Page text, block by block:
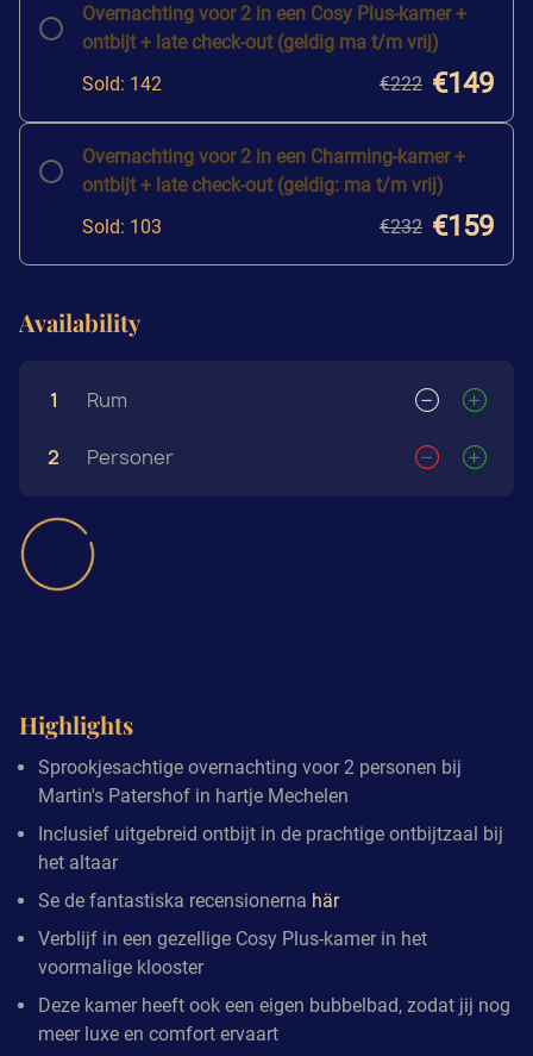
Overnachting voor 2 in een Cosy Plus-kamer +
ontbijt + late check-out (geldig ma t/m vrij)
Sold: 142
€222 €149
Overnachting voor 2 in een Charming-kamer +
ontbijt + late check-out (geldig: ma t/m vrij)
Sold: 103
€232 €159
Availability
1 Rum
2 Personer
Highlights
Sprookjesachtige overnachting voor 2 personen bij
Martin's Patershof in hartje Mechelen
Inclusief uitgebreid ontbijt in de prachtige ontbijtzaal bij
het altaar
Se de fantastiska recensionerna här
Verblijf in een gezellige Cosy Plus-kamer in het
voormalige klooster
Deze kamer heeft ook een eigen bubbelbad, zodat jij nog
meer luxe en comfort ervaart